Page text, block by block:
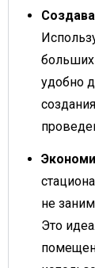
удобно
не
Это